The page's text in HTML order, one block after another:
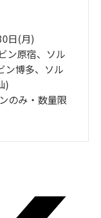
日(月)
ン原宿、ソル
ン博多、ソル
)
のみ・数量限